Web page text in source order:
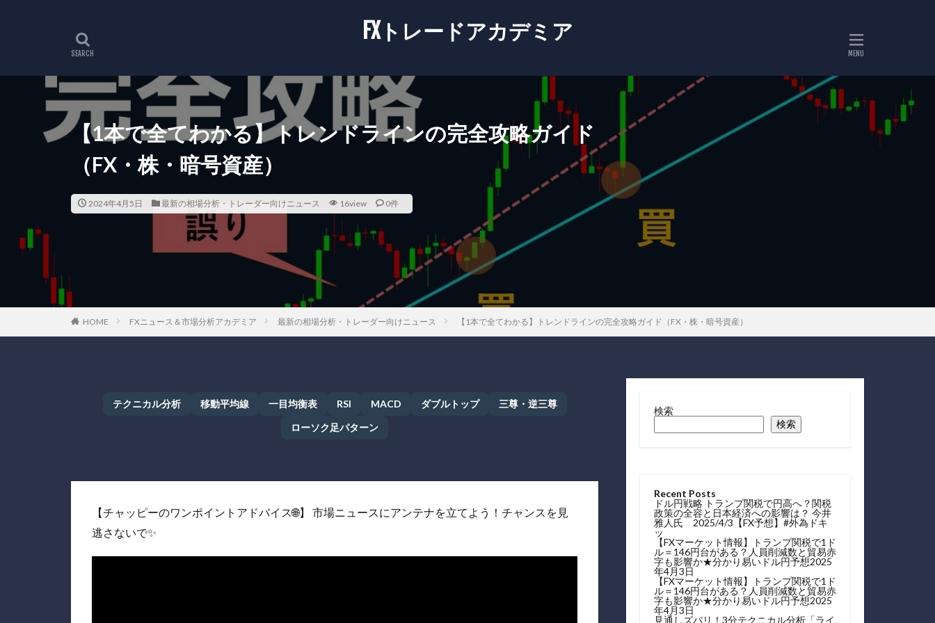
FXトレードアカデミア
【1本で全てわかる】トレンドラインの完全攻略ガイド
（FX・株・暗号資産）
2024年4月5日 最新の相場分析・トレーダー向けニュース 16view 0件
HOME FXニュース＆市場分析アカデミア 最新の相場分析・トレーダー向けニュース 【1本で全てわかる】トレンドラインの完全攻略ガイド（FX・株・暗号資産）
テクニカル分析 移動平均線 一目均衡表 RSI MACD ダブルトップ
三尊・逆三尊
ローソク足パターン
【チャッピーのワンポイントアドバイス🌐】 市場ニュースにアンテナを立てよう！チャンスを見
逃さないで✨
検索
検索
Recent Posts
ドル円戦略 トランプ関税で円高へ？関税
政策の全容と日本経済への影響は？ 今井
雅人氏 2025/4/3【FX予想】#外為ドキ
ッ
【FXマーケット情報】トランプ関税で1ド
ル＝146円台がある？人員削減数と貿易赤
字も影響か★分かり易いドル円予想2025
年4月3日
【FXマーケット情報】トランプ関税で1ド
ル＝146円台がある？人員削減数と貿易赤
字も影響か★分かり易いドル円予想2025
年4月3日
見通しズバリ！3分テクニカル分析「ライ